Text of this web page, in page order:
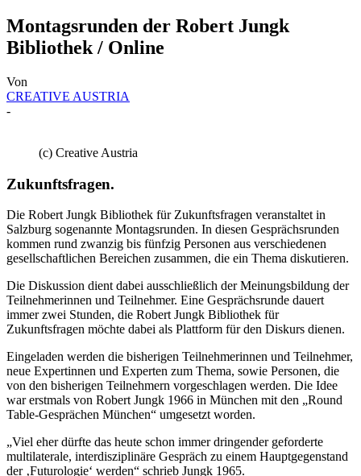
Montagsrunden der Robert Jungk
Bibliothek / Online
Von
CREATIVE AUSTRIA
-
(c) Creative Austria
Zukunftsfragen.
Die Robert Jungk Bibliothek für Zukunftsfragen veranstaltet in
Salzburg sogenannte Montagsrunden. In diesen Gesprächsrunden
kommen rund zwanzig bis fünfzig Personen aus verschiedenen
gesellschaftlichen Bereichen zusammen, die ein Thema diskutieren.
Die Diskussion dient dabei ausschließlich der Meinungsbildung der
Teilnehmerinnen und Teilnehmer. Eine Gesprächsrunde dauert
immer zwei Stunden, die Robert Jungk Bibliothek für
Zukunftsfragen möchte dabei als Plattform für den Diskurs dienen.
Eingeladen werden die bisherigen Teilnehmerinnen und Teilnehmer,
neue Expertinnen und Experten zum Thema, sowie Personen, die
von den bisherigen Teilnehmern vorgeschlagen werden. Die Idee
war erstmals von Robert Jungk 1966 in München mit den „Round
Table-Gesprächen München“ umgesetzt worden.
„Viel eher dürfte das heute schon immer dringender geforderte
multilaterale, interdisziplinäre Gespräch zu einem Hauptgegenstand
der ‚Futurologie‘ werden“ schrieb Jungk 1965.